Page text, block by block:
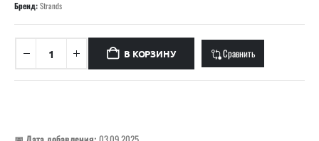
Бренд:Strands
В КОРЗИНУ Сравнить